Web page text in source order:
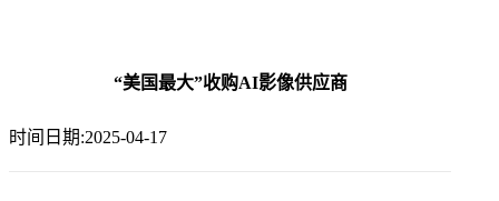
“美国最大”收购AI影像供应商
时间日期:2025-04-17